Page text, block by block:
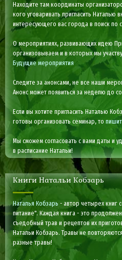
Находите там координаты
кого уговаривать пригласить Наталью
интересующего вас города в поиск по
О мероприятиях, развивающих идею
организовываем и в которых мы
Будущие мероприятия
Следите за анонсами, не все наши
Анонс может появиться за неделю до
Если вы хотите пригласить Наталью
готовы организовать семинар, то
Мы сможем согласовать с вами даты и
в расписание Натальи!
Книги Натальи Кобзарь
Наталья Кобзарь - автор четырех книг
питание". Каждая книга - это
съедобный трав и рецептов их
Натальи Кобзарь. Травы не
разные травы!